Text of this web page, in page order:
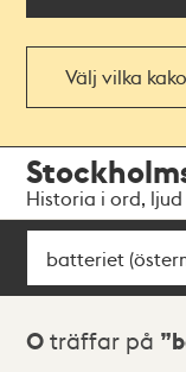
Välj vilka
navigationen
huvudinnehållet
Historia i ord,
Sök
Sökresultat
0 träffar på